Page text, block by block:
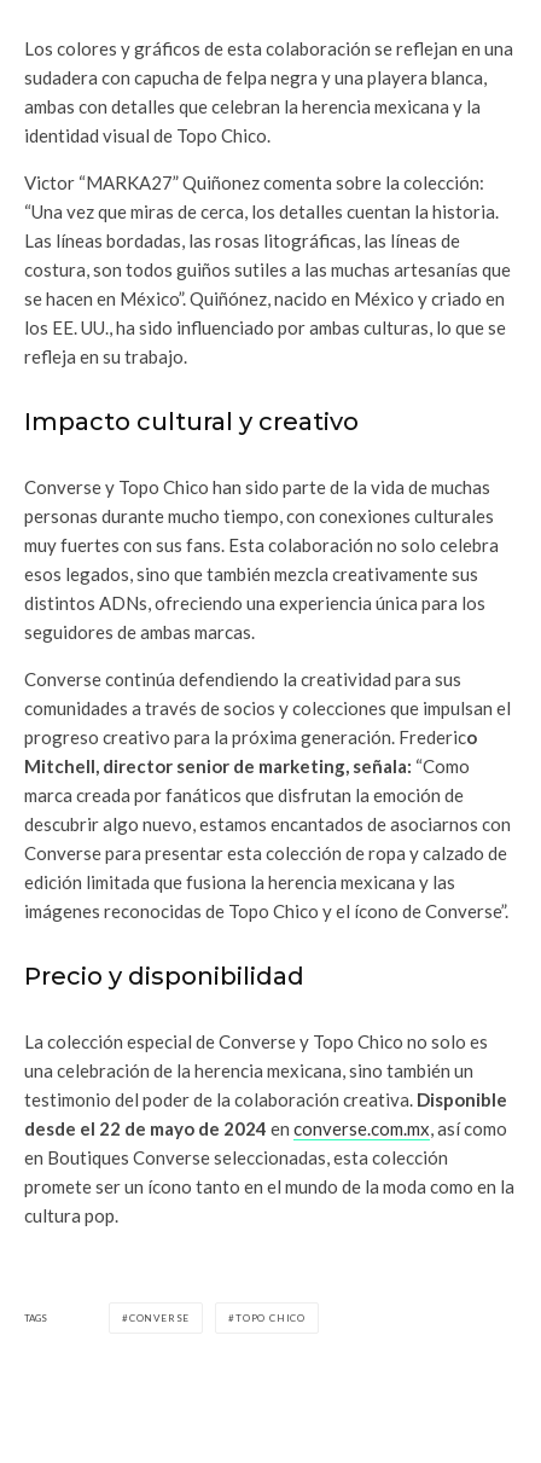
Los colores y gráficos de esta colaboración se reflejan en una
sudadera con capucha de felpa negra y una playera blanca,
ambas con detalles que celebran la herencia mexicana y la
identidad visual de Topo Chico.
Victor “MARKA27” Quiñonez comenta sobre la colección:
“Una vez que miras de cerca, los detalles cuentan la historia.
Las líneas bordadas, las rosas litográficas, las líneas de
costura, son todos guiños sutiles a las muchas artesanías que
se hacen en México”. Quiñónez, nacido en México y criado en
los EE. UU., ha sido influenciado por ambas culturas, lo que se
refleja en su trabajo.
Impacto cultural y creativo
Converse y Topo Chico han sido parte de la vida de muchas
personas durante mucho tiempo, con conexiones culturales
muy fuertes con sus fans. Esta colaboración no solo celebra
esos legados, sino que también mezcla creativamente sus
distintos ADNs, ofreciendo una experiencia única para los
seguidores de ambas marcas.
Converse continúa defendiendo la creatividad para sus
comunidades a través de socios y colecciones que impulsan el
progreso creativo para la próxima generación. Frederico
Mitchell, director senior de marketing, señala: “Como
marca creada por fanáticos que disfrutan la emoción de
descubrir algo nuevo, estamos encantados de asociarnos con
Converse para presentar esta colección de ropa y calzado de
edición limitada que fusiona la herencia mexicana y las
imágenes reconocidas de Topo Chico y el ícono de Converse”.
Precio y disponibilidad
La colección especial de Converse y Topo Chico no solo es
una celebración de la herencia mexicana, sino también un
testimonio del poder de la colaboración creativa. Disponible
desde el 22 de mayo de 2024 en converse.com.mx, así como
en Boutiques Converse seleccionadas, esta colección
promete ser un ícono tanto en el mundo de la moda como en la
cultura pop.
TAGS CONVERSE TOPO CHICO